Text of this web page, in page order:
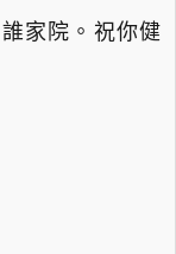
家院。祝你健